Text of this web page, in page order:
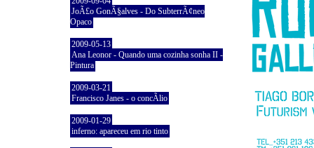
JoÃ£o GonÃ§alves - Do SubterrÃ¢neo
Opaco
2009-05-13
Ana Leonor - Quando uma cozinha sonha II -
Pintura
2009-03-21
Francisco Janes - o concÃ­lio
2009-01-29
inferno: apareceu em rio tinto